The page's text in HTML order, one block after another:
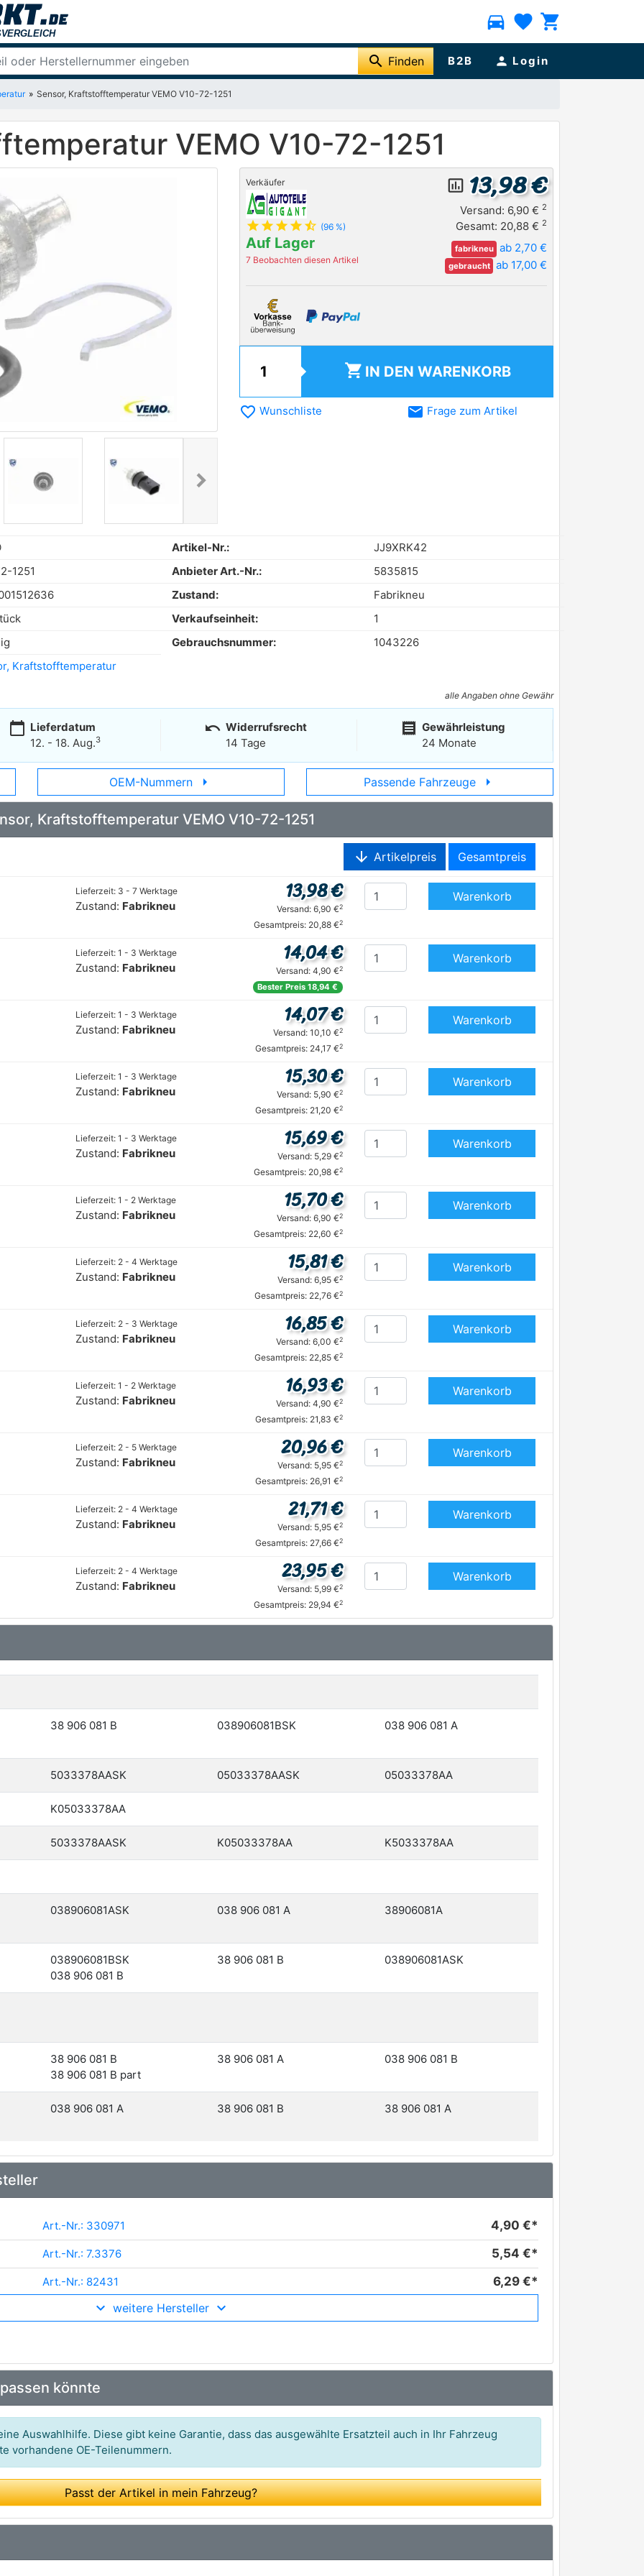
directions_car favorite shopping_cart
search Finden B2B person Login
Sensor, Kraftstofftemperatur VEMO V10-72-1251
VEMO V10-72-1251
chevron_right
Next
Verkäufer
star star star star star_half (96 %)
Auf Lager
7 Beobachten diesen Artikel
insert_chart_outlined 13,98 €
Versand: 6,90 € 2
Gesamt: 20,88 € 2
fabrikneu ab 2,70 €
gebraucht ab 17,00 €
shopping_cart IN DEN WARENKORB
favorite_border Wunschliste email Frage zum Artikel
Artikel-Nr.:
JJ9XRK42
1251 Anbieter Art.-Nr.:
5835815
Zustand:
Fabrikneu
Verkaufseinheit:
1
Gebrauchsnummer:
1043226
Kraftstofftemperatur
alle Angaben ohne Gewähr
calendar_today Lieferdatum
12. - 18. Aug.3
undo Widerrufsrecht
14 Tage
receipt Gewährleistung
24 Monate
OEM-Nummern arrow_right Passende Fahrzeuge arrow_right
Kraftstofftemperatur VEMO V10-72-1251
arrow_downward Artikelpreis Gesamtpreis
Lieferzeit: 3 - 7 Werktage
Zustand: Fabrikneu
13,98 €
Versand: 6,90 €2
Gesamtpreis: 20,88 €2
Warenkorb
Lieferzeit: 1 - 3 Werktage
Zustand: Fabrikneu
14,04 €
Versand: 4,90 €2
Bester Preis 18,94 €
Warenkorb
Lieferzeit: 1 - 3 Werktage
Zustand: Fabrikneu
14,07 €
Versand: 10,10 €2
Gesamtpreis: 24,17 €2
Warenkorb
Lieferzeit: 1 - 3 Werktage
Zustand: Fabrikneu
15,30 €
Versand: 5,90 €2
Gesamtpreis: 21,20 €2
Warenkorb
Lieferzeit: 1 - 3 Werktage
Zustand: Fabrikneu
15,69 €
Versand: 5,29 €2
Gesamtpreis: 20,98 €2
Warenkorb
Lieferzeit: 1 - 2 Werktage
Zustand: Fabrikneu
15,70 €
Versand: 6,90 €2
Gesamtpreis: 22,60 €2
Warenkorb
Lieferzeit: 2 - 4 Werktage
Zustand: Fabrikneu
15,81 €
Versand: 6,95 €2
Gesamtpreis: 22,76 €2
Warenkorb
Lieferzeit: 2 - 3 Werktage
Zustand: Fabrikneu
16,85 €
Versand: 6,00 €2
Gesamtpreis: 22,85 €2
Warenkorb
Lieferzeit: 1 - 2 Werktage
Zustand: Fabrikneu
16,93 €
Versand: 4,90 €2
Gesamtpreis: 21,83 €2
Warenkorb
Lieferzeit: 2 - 5 Werktage
Zustand: Fabrikneu
20,96 €
Versand: 5,95 €2
Gesamtpreis: 26,91 €2
Warenkorb
Lieferzeit: 2 - 4 Werktage
Zustand: Fabrikneu
21,71 €
Versand: 5,95 €2
Gesamtpreis: 27,66 €2
Warenkorb
Lieferzeit: 2 - 4 Werktage
Zustand: Fabrikneu
23,95 €
Versand: 5,99 €2
Gesamtpreis: 29,94 €2
Warenkorb
38 906 081 B 038906081BSK
038 906 081 A
5033378AASK 05033378AASK 05033378AA
K05033378AA
5033378AASK K05033378AA K5033378AA
038906081ASK 038 906 081 A
38906081A
038906081BSK 38 906 081 B
038906081ASK
038 906 081 B
38 906 081 B 38 906 081 A
038 906 081 B
38 906 081 B part
038 906 081 A 38 906 081 B
38 906 081 A
Art.-Nr.: 330971 4,90 €*
Art.-Nr.: 7.3376 5,54 €*
Art.-Nr.: 82431 6,29 €*
Art.-Nr.: 175216
Art.-Nr.: 0905450 10,02 €*
Art.-Nr.: 8626 29011
Art.-Nr.: 6PT 013 113-291 12,23 €*
Art.-Nr.: V10-72-1251
Art.-Nr.: 56402 17,79 €*
Art.-Nr.: at10290 26,66 €*
Art.-Nr.: TS10474
weitere Hersteller
könnte
Auswahlhilfe. Diese gibt keine Garantie, dass das ausgewählte Ersatzteil auch in Ihr Fahrzeug
vorhandene OE-Teilenummern.
Passt der Artikel in mein Fahrzeug?